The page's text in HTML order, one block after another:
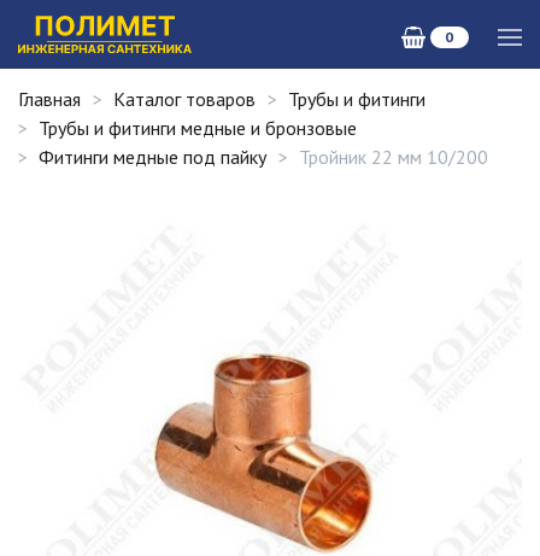
0
Главная Каталог товаров
Трубы и фитинги
Трубы и фитинги медные и бронзовые
Фитинги медные под пайку
Тройник 22 мм 10/200